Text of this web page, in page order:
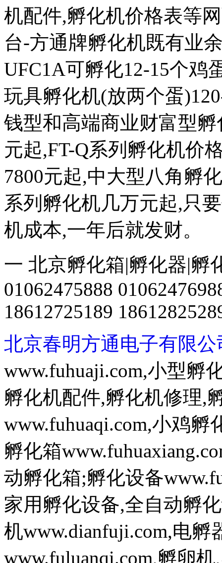
机配件,孵化机价格表等
台-方通牌孵化机既有业
UFC1A可孵化12-15个鸡
玩具孵化机(放两个蛋
钱型和高端商业财富型
元起,FT-Q系列孵化机价
7800元起,中大型八角孵
系列孵化机几万元起,只
机成本,一年后就发财。
一 北京孵化箱|孵化器|孵
01062475888
18612725189
北京春明方通电子有限公
www.fuhuaji.com,小型孵
孵化机配件,孵化机修理,
www.fuhuaqi.com,小鸡
孵化箱
动孵化箱;孵化设备
家用孵化设备,全自动孵
机www.dianfuji.com,电
www.fuluanqi.com,孵卵